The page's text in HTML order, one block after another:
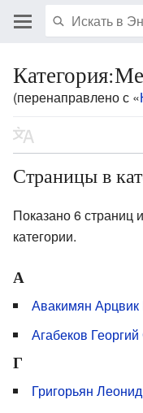
(перенаправлено с «
Страницы в
Показано 6 страниц
категории.
А
Авакимян
Агабеков
Г
Григорьян